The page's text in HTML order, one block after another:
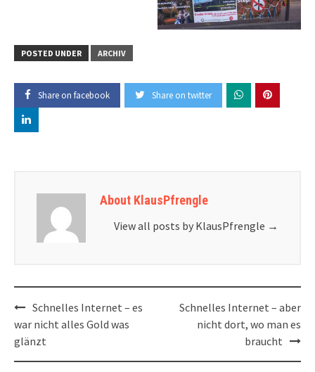
POSTED UNDER ARCHIV
Share on facebook Share on twitter
About KlausPfrengle
View all posts by KlausPfrengle →
Post
navigation
Schnelles Internet – es
war nicht alles Gold was
glänzt
Schnelles Internet – aber
nicht dort, wo man es
braucht